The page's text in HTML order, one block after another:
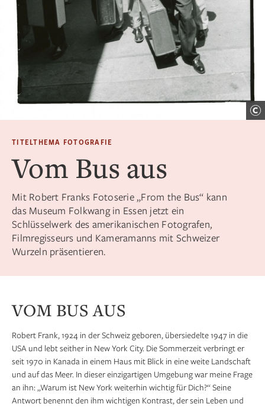
TITELTHEMA FOTOGRAFIE
Vom Bus aus
Mit Robert Franks Fotoserie „From the Bus“ kann
das Museum Folkwang in Essen jetzt ein
Schlüsselwerk des amerikanischen Fotografen,
Filmregisseurs und Kameramanns mit Schweizer
Wurzeln präsentieren.
VOM BUS AUS
Robert Frank, 1924 in der Schweiz geboren, über­siedelte 1947 in die
USA und lebt seither in New York City. Die Sommerzeit verbringt er
seit 1970 in Kanada in einem Haus mit Blick in eine weite Landschaft
und auf das Meer. In dieser einzigartigen Umgebung war meine Frage
an ihn: „Warum ist New York weiterhin wichtig für Dich?“ Seine
Antwort benennt den ihm wichtigen Kontrast, der sein Leben und